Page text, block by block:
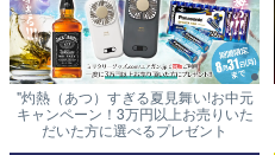
"灼熱（あつ）すぎる夏見舞い!お中元
キャンペーン！3万円以上お売りいた
だいた方に選べるプレゼント